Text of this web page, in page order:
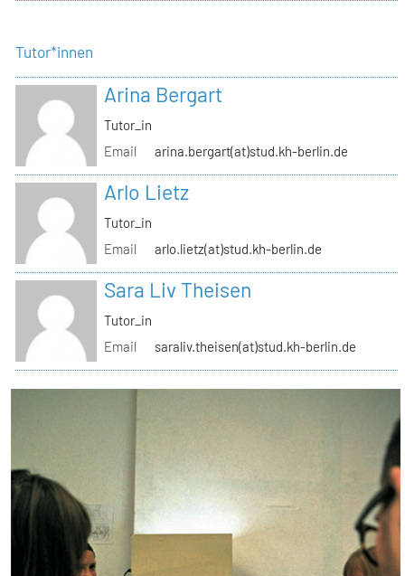
Tutor*innen
Arina Bergart
Tutor_in
Email
arina.bergart(at)stud.kh-berlin.de
Arlo Lietz
Tutor_in
Email
arlo.lietz(at)stud.kh-berlin.de
Sara Liv Theisen
Tutor_in
Email
saraliv.theisen(at)stud.kh-berlin.de